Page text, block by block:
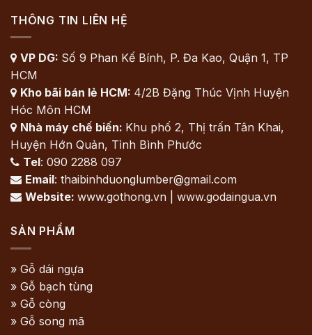
THÔNG TIN LIÊN HỆ
 VP DG: Số 9 Phan Kế Bính, P. Đa Kao, Quận 1, TP
HCM
 Kho bãi bán lẻ HCM: 4/2B Đặng Thúc Vịnh Huyện
Hóc Môn HCM
 Nhà máy chế biến: Khu phố 2, Thị trấn Tân Khai,
Huyện Hớn Quản, Tỉnh Bình Phước
 Tel: 090 2288 097
 Email: thaibinhduonglumber@gmail.com
 Website: www.gothong.vn | www.godaingua.vn
SẢN PHẨM
» Gỗ dái ngựa
» Gỗ bạch tùng
» Gỗ còng
» Gỗ song mã